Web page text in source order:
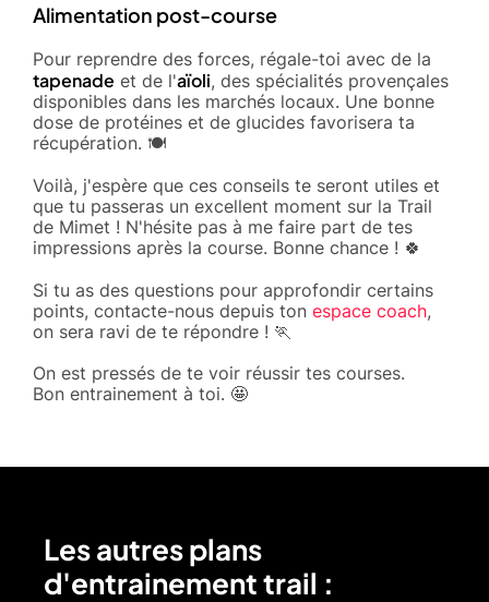
Alimentation post-course
Pour reprendre des forces, régale-toi avec de la
tapenade et de l'aïoli, des spécialités provençales
disponibles dans les marchés locaux. Une bonne
dose de protéines et de glucides favorisera ta
récupération. 🍽️
Voilà, j'espère que ces conseils te seront utiles et
que tu passeras un excellent moment sur la Trail
de Mimet ! N'hésite pas à me faire part de tes
impressions après la course. Bonne chance ! 🍀
Si tu as des questions pour approfondir certains
points, contacte-nous depuis ton espace coach,
on sera ravi de te répondre ! 🏃
On est pressés de te voir réussir tes courses.
Bon entrainement à toi. 🤩
Les autres plans
d'entrainement trail :